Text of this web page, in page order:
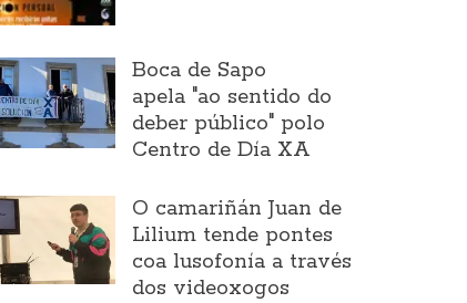
Boca de Sapo
apela "ao sentido do
deber público" polo
Centro de Día XA
O camariñán Juan de
Lilium tende pontes
coa lusofonía a través
dos videoxogos